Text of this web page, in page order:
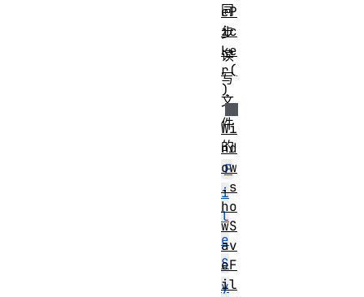
同
步
读
写
文
件
的
F
i
l
e
S
y
eP
ic
ke
r(
)
Wi
nd
ow
.s
ho
wS
av
eF
il